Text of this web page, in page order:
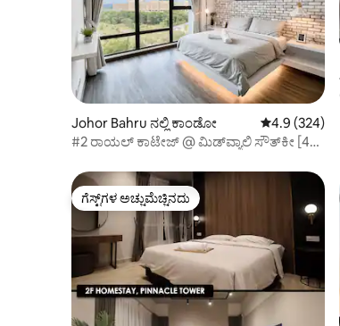
Johor Bahru ನಲ್ಲಿ ಕಾಂಡೋ 5 ರಲ್ಲಿ 4.9
4.9 (324)
#2 ರಾಯಲ್ ಕಾಟೇಜ್ @ ಮಿಡ್‌ವ್ಯಾಲಿ ಸೌತ್‌ಕೀ [4
ಗೆಸ್ಟ್‌ಗಳ ಅಚ್ಚುಮೆಚ್ಚಿನದು
ಗೆಸ್ಟ್‌ಗಳ ಅಚ್ಚುಮೆಚ್ಚಿನದು